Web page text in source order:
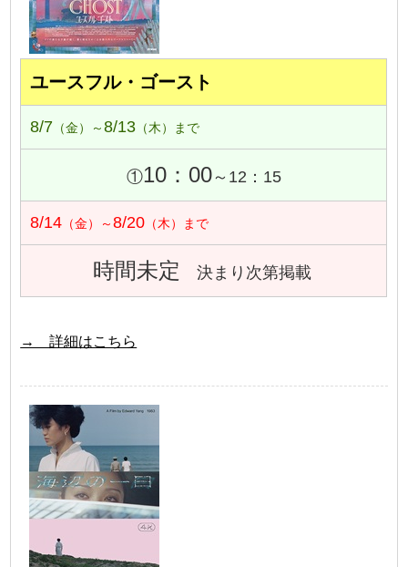
ユースフル・ゴースト
8/7 （金）～8/13 （木）まで
①10：00～12：15
8/14 （金）～8/20 （木）まで
時間未定 決まり次第掲載
→ 詳細はこちら